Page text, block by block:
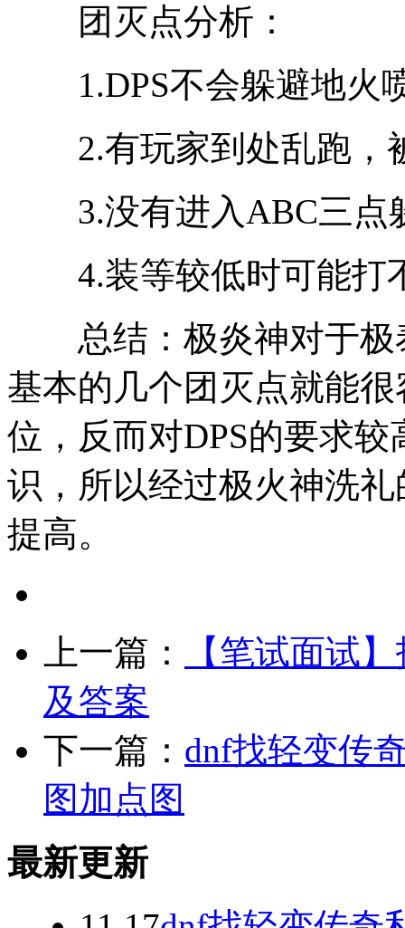
团灭点分析：
1.DPS不会躲避地火
2.有玩家到处乱跑，
3.没有进入ABC三点
4.装等较低时可能打
总结：极炎神对于极
基本的几个团灭点就能
位，反而对DPS的要求
识，所以经过极火神洗
提高。
上一篇：
【笔试面试
及答案
下一篇： dnf找轻变传
图加点图
最新更新